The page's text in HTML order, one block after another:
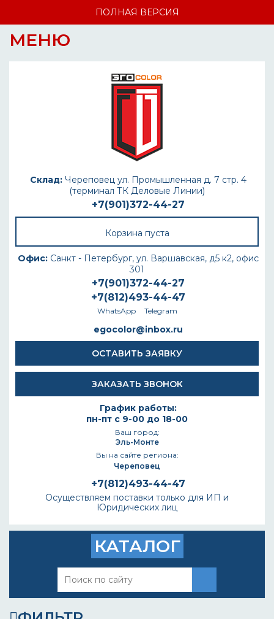
ПОЛНАЯ ВЕРСИЯ
МЕНЮ
Склад: Череповец ул. Промышленная д. 7 стр. 4
(терминал ТК Деловые Линии)
+7(901)372-44-27
Корзина пуста
Офис: Санкт - Петербург, ул. Варшавская, д5 к2, офис
301
+7(901)372-44-27
+7(812)493-44-47
WhatsApp Telegram
egocolor@inbox.ru
ОСТАВИТЬ ЗАЯВКУ
ЗАКАЗАТЬ ЗВОНОК
График работы:
пн-пт с 9-00 до 18-00
Ваш город:
Эль-Монте
Вы на сайте региона:
Череповец
+7(812)493-44-47
Осуществляем поставки только для ИП и
Юридических лиц
КАТАЛОГ